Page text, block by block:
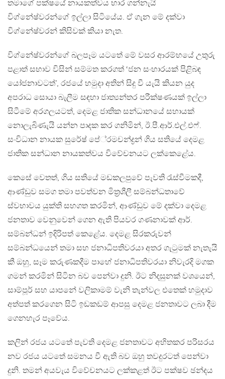
තමාගේ පක්ෂයේ නායකත්වය භාර ගන්නැයි
විග්නේෂ්වරන්ගේ ඉල්ලා සිටියේය. ඒ ගැන මේ දක්වා
විග්නේෂ්වරන් කිසිවක් කියා නැත.
විග්නේෂ්වරන්ගේ බලපෑම යටතේ මේ වසර ආරම්භයේ උතුරු
පළාත් සභාව විසින් සම්මත කරගත් ‘ජන සංහාරයක් පිළිබඳ
යෝජනාවටත්’, රජයේ හමුදා අතින් සිදු වී යැයි කියන යුද
අපරාධ සොයා බැලීම සඳහා ජාත්‍යන්තර පරීක්ෂණයක් ඉල්ලා
සිටීමේ අරගලයටත්, දෙමළ ජාතික සන්ධානයේ සහායක්
නොලැබිණැයි යන්න පාදක කර ගනිමින්, ඊ.පී.ආර්.එල්.එෆ්.
සංවිධාන නායක සුරේෂ් පේ‍්‍රමචන්ද්‍රන් ගිය සතියේ දෙමළ
ජාතික සන්ධාන නායකත්වය විවේචනයට ලක්කෙළේය.
කෙසේ වෙතත්, ගිය සතියේ මඩකලපුවේ පැවති රැස්වීමකදී,
ආණ්ඩුව සමග තමා පවත්වන මිත‍්‍රශීලී සම්බන්ධතාවේ
ස්වභාවය යුක්ති සහගත කරමින්, ආණ්ඩුව මේ දක්වා දෙමළ
ජනතාව වෙනුවෙන් ගෙන ඇති පියවර ගණනාවක් ආර්.
සම්බන්ධන් ඉදිරිපත් කෙළේය. දෙමළ සිරකරුවන්
සම්බන්ධයෙන් තමා සහ ජනාධිපතිවරයා අතර ගැටුමක් නැතැයි
කී ඔහු, සෑම කරුණකදීම පාහේ ජනාධිපතිවරයා නිවැරදි මගක
ගමන් කරමින් සිටින බව පෙන්වා දුනි. ඊට නිදසුනක් වශයෙන්,
සාම්පූර් සහ යාපනේ වලිකාමම් වැනි තැන්වල එතෙක් හමුදාව
අත්පත් කරගෙන සිටි ඉඩකඩම් ආපසු දෙමළ ජනතාවට ලබා දීම
ගෙනහැර පෑවේය.
කලින් රජය යටතේ පැවති දෙමළ ජනතාවට අහිතකර පරිසරය
නව රජය යටතේ සමනය වී ඇති බව ඔහු තවදුරටත් පෙන්වා
දුනි. තමන් අයවැය විවේචනයට ලක්කළත් ඊට පක්ෂව ඡන්දය